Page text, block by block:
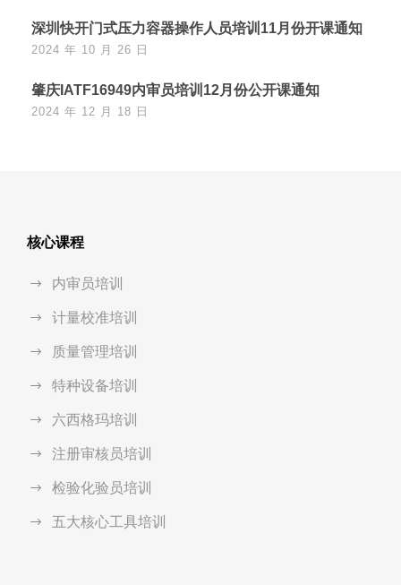
深圳快开门式压力容器操作人员培训11月份开课通知
2024 年 10 月 26 日
肇庆IATF16949内审员培训12月份公开课通知
2024 年 12 月 18 日
核心课程
内审员培训
计量校准培训
质量管理培训
特种设备培训
六西格玛培训
注册审核员培训
检验化验员培训
五大核心工具培训